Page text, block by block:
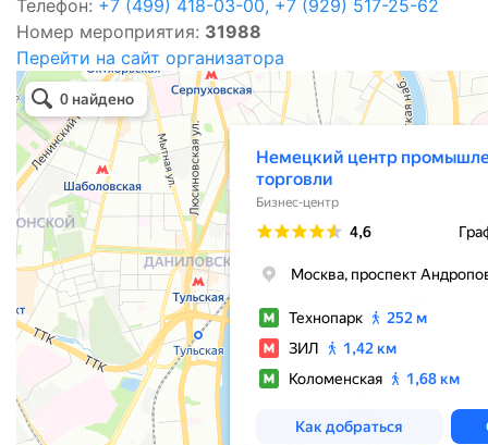
Телефон: +7 (499) 418-03-00, +7 (929) 517-25-62
Номер мероприятия: 31988
Перейти на сайт организатора